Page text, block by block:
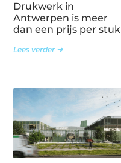
Drukwerk in
Antwerpen is meer
dan een prijs per stuk
Lees verder ➜